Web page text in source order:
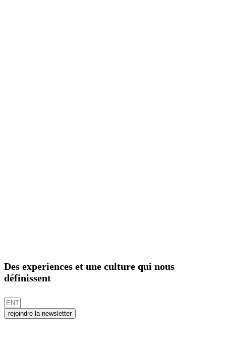
Des experiences et une culture qui nous
définissent
rejoindre la newsletter